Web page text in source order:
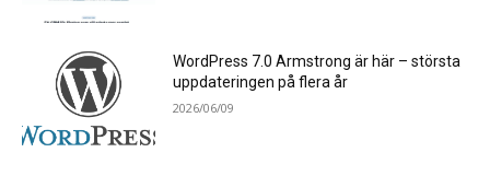
WordPress 7.0 Armstrong är här – största
uppdateringen på flera år
2026/06/09